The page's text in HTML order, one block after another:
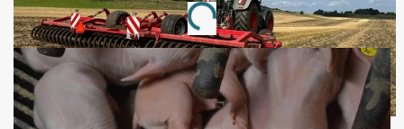
Loading...